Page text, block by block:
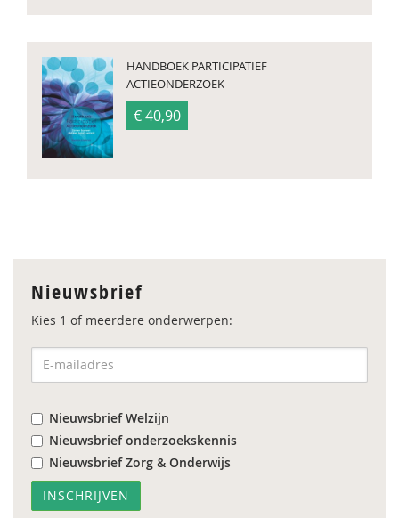
HANDBOEK PARTICIPATIEF
ACTIEONDERZOEK
€ 40,90
Nieuwsbrief
Kies 1 of meerdere onderwerpen:
Nieuwsbrief Welzijn
Nieuwsbrief onderzoekskennis
Nieuwsbrief Zorg & Onderwijs